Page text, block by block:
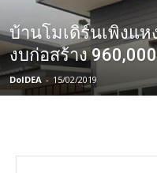
บ้านโมเดิร์นเพิงแ
งบก่อสร้าง
DoIDEA - 15/02/2019